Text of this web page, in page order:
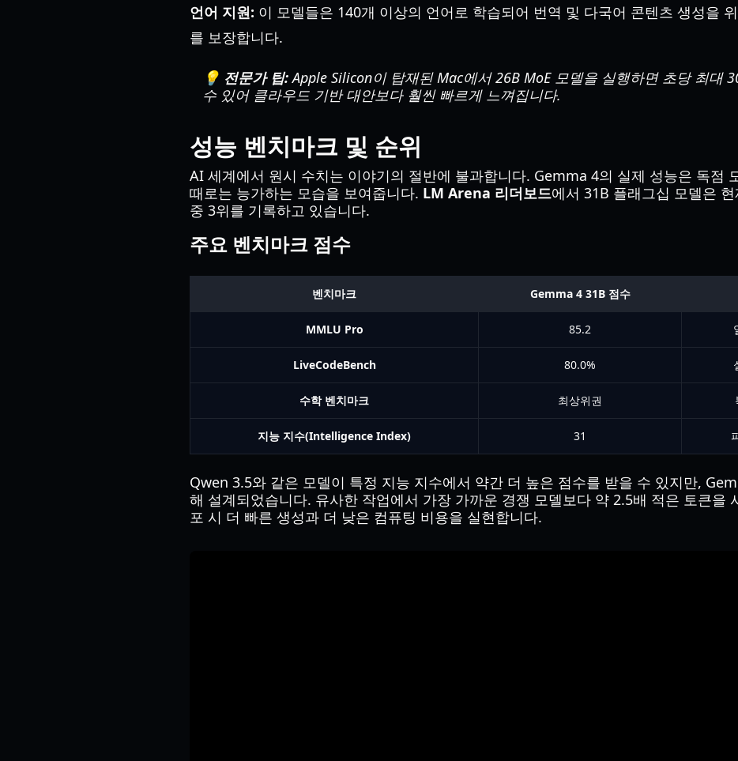
언어 지원: 이 모델들은 140개 이상의 언어로 학습되어 번역 및 다국어 콘텐츠 생성을
를 보장합니다.
💡 전문가 팁:Apple Silicon이 탑재된 Mac에서 26B MoE 모델을 실행하면 초당 최대
수 있어 클라우드 기반 대안보다 훨씬 빠르게 느껴집니다.
성능 벤치마크 및 순위
AI 세계에서 원시 수치는 이야기의 절반에 불과합니다. Gemma 4의 실제 성능은 독점
때로는 능가하는 모습을 보여줍니다. LM Arena 리더보드에서 31B 플래그십 모델은
중 3위를 기록하고 있습니다.
주요 벤치마크 점수
벤치마크 Gemma 4 31B 점수
MMLU Pro 85.2
LiveCodeBench 80.0%
수학 벤치마크 최상위권
지능 지수(Intelligence Index) 31
Qwen 3.5와 같은 모델이 특정 지능 지수에서 약간 더 높은 점수를 받을 수 있지만,
해 설계되었습니다. 유사한 작업에서 가장 가까운 경쟁 모델보다 약 2.5배 적은 토큰을
포 시 더 빠른 생성과 더 낮은 컴퓨팅 비용을 실현합니다.